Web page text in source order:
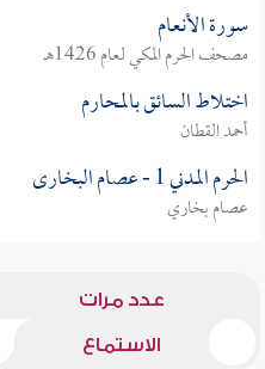
سورة الأنعام
مصحف الحرم المكي لعام 1426هـ
اختلاط السائق بالمحارم
أحمد القطان
الحرم المدني 1 - عصام البخارى
عصام بخاري
عدد مرات
الاستماع